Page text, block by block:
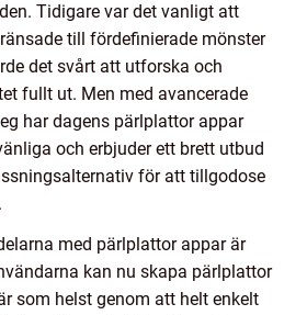
Tidigare var det vanligt att
till fördefinierade mönster
det svårt att utforska och
fullt ut. Men med avancerade
har dagens pärlplattor appar
och erbjuder ett brett utbud
för att tillgodose
med pärlplattor appar är
kan nu skapa pärlplattor
som helst genom att helt enkelt